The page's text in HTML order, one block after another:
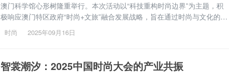
澳门科学馆心形树隆重举行。本次活动以“科技重构时尚边界”为主题，积
极响应澳门特区政府“时尚+文旅”融合发展战略，旨在通过时尚与文化的创
新结合，进一步推广澳门特色景点与文化形象。CHERIE WANG与Demi*D
品牌大秀相继登场，为观众带来一场...
时尚 2025年09月16日
智裳潮汐：2025中国时尚大会的产业共振